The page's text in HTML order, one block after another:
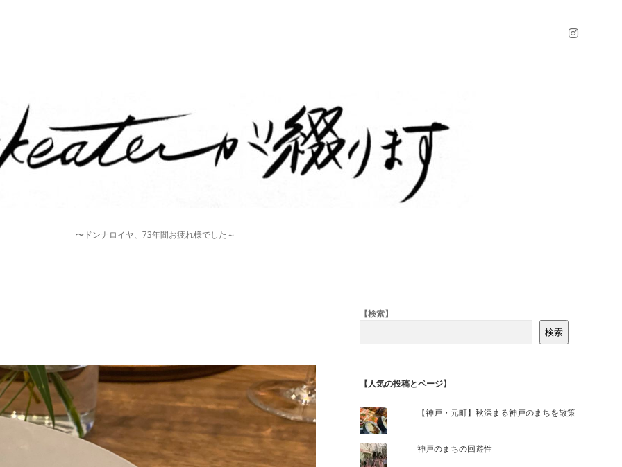
〜ドンナロイヤ、73年間お疲れ様でした～
Sidebar
【検索】
検索
【人気の投稿とページ】
【神戸・元町】秋深まる神戸のまちを散策
神戸のまちの回遊性